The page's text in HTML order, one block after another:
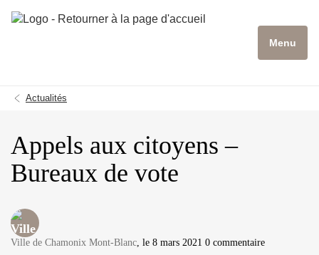
Menu
Actualités
Appels aux citoyens –
Bureaux de vote
Ville de Chamonix Mont-Blanc, le 8 mars 2021 0 commentaire